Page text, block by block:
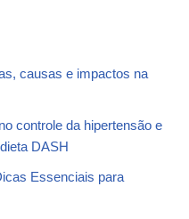
causas e impactos na
controle da hipertensão e
DASH
Essenciais para